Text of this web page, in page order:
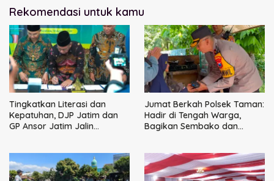
Rekomendasi untuk kamu
Tingkatkan Literasi dan
Kepatuhan, DJP Jatim dan
GP Ansor Jatim Jalin
Jumat Berkah Polsek Taman:
Hadir di Tengah Warga,
Bagikan Sembako dan